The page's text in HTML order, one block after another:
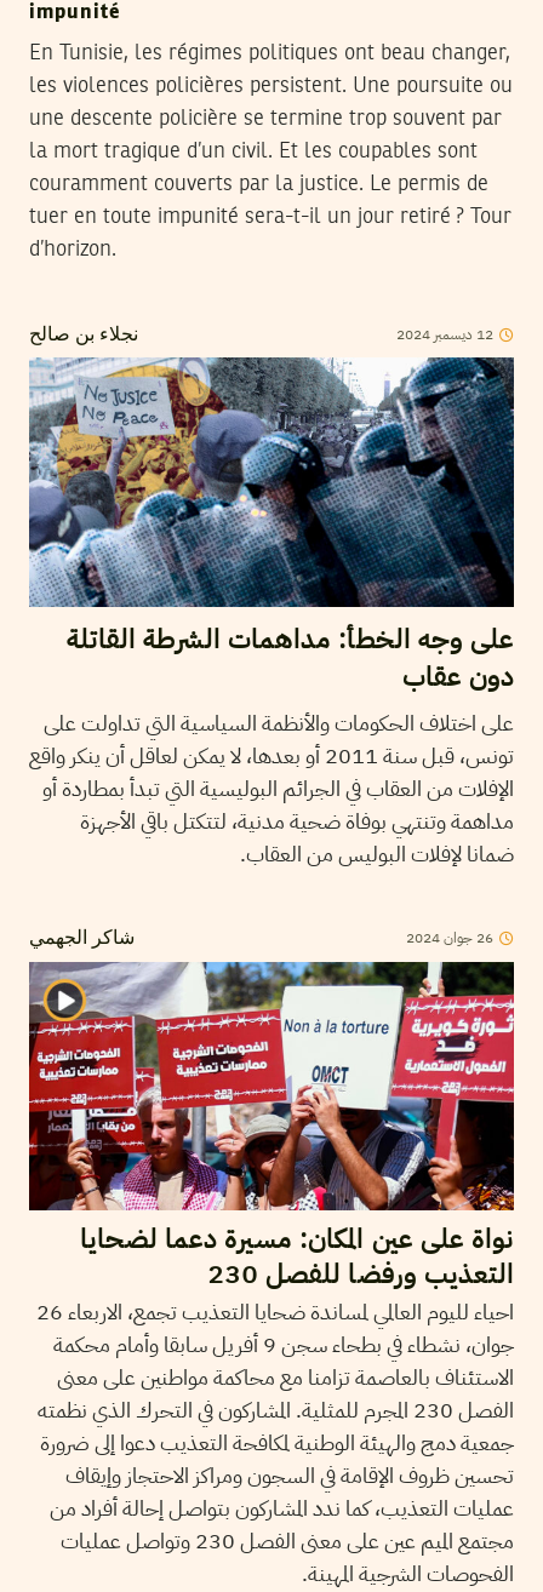
impunité
En Tunisie, les régimes politiques ont beau changer,
les violences policières persistent. Une poursuite ou
une descente policière se termine trop souvent par
la mort tragique d’un civil. Et les coupables sont
couramment couverts par la justice. Le permis de
tuer en toute impunité sera-t-il un jour retiré ? Tour
d’horizon.
نجلاء بن صالح 12 ديسمبر 2024
على وجه الخطأ: مداهمات الشرطة القاتلة
دون عقاب
على اختلاف الحكومات والأنظمة السياسية التي تداولت على
تونس، قبل سنة 2011 أو بعدها، لا يمكن لعاقل أن ينكر واقع
الإفلات من العقاب في الجرائم البوليسية التي تبدأ بمطاردة أو
مداهمة وتنتهي بوفاة ضحية مدنية، لتتكتل باقي الأجهزة
ضمانا لإفلات البوليس من العقاب.
شاكر الجهمي 26 جوان2024
نواة على عين المكان: مسيرة دعما لضحايا
التعذيب ورفضا للفصل 230
احياء لليوم العالمي لمساندة ضحايا التعذيب تجمع، الاربعاء 26
جوان، نشطاء في بطحاء سجن 9 أفريل سابقا وأمام محكمة
الاستئناف بالعاصمة تزامنا مع محاكمة مواطنين على معنى
الفصل 230 المجرم للمثلية. المشاركون في التحرك الذي نظمته
جمعية دمج والهيئة الوطنية لمكافحة التعذيب دعوا إلى ضرورة
تحسين ظروف الإقامة في السجون ومراكز الاحتجاز وإيقاف
عمليات التعذيب، كما ندد المشاركون بتواصل إحالة أفراد من
مجتمع الميم عين على معنى الفصل 230 وتواصل عمليات
الفحوصات الشرجية المهينة.